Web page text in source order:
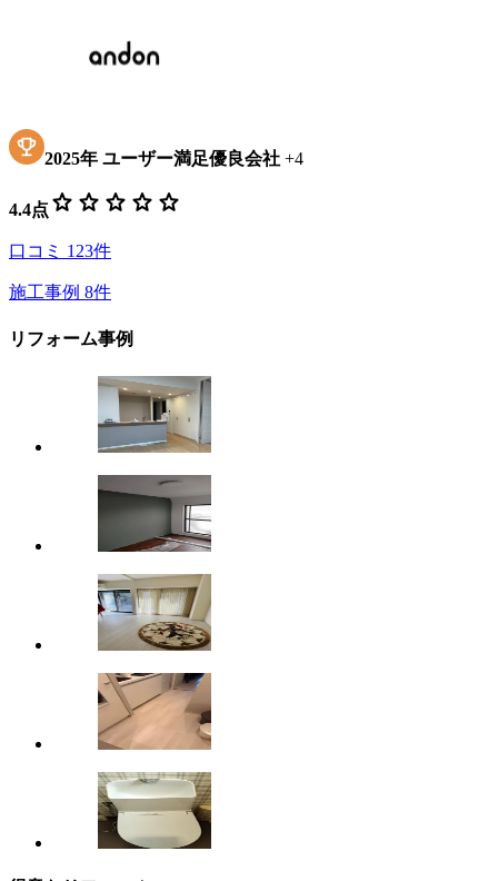
2025年 ユーザー満足優良会社 +4
4.4点 star star star star star
口コミ 123件
施工事例 8件
リフォーム事例